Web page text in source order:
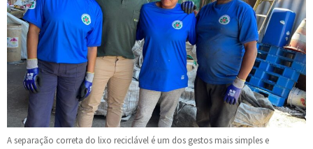
A separação correta do lixo reciclável é um dos gestos mais simples e